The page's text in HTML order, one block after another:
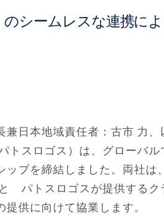
のシームレスな連携に
日本地域責任者：古市 力
トスロゴス）は、グローバ
プを締結しました。両社は
パトスロゴスが提供するク
供に向けて協業します。